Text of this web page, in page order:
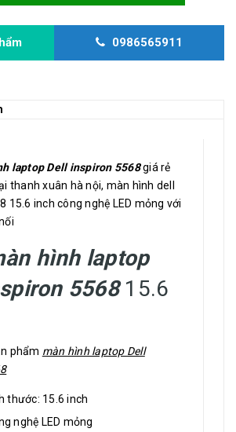
0986565911
laptop Dell inspiron 5568giá rẻ
thanh xuân hà nội, màn hình dell
15.6 inch công nghệ LED mỏng với
hình laptop
556815.6
phẩm màn hình laptop Dell
thước: 15.6 inch
nghệ LED mỏng